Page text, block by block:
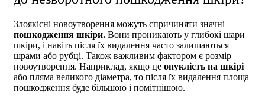
Злоякісні новоутворення можуть спричиняти значні
пошкодження шкіри. Вони проникають у глибокі шари
шкіри, і навіть після їх видалення часто залишаються
шрами або рубці. Також важливим фактором є розмір
новоутворення. Наприклад, якщо це опуклість на шкірі
або пляма великого діаметра, то після їх видалення площа
пошкодження буде більшою і помітнішою.